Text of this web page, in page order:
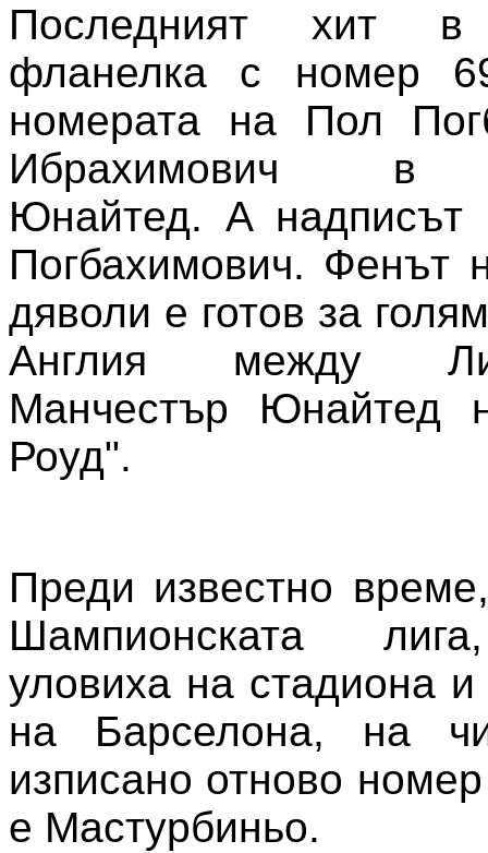
Последният хит
фланелка с номер
номерата на Пол
Ибрахимович в
Юнайтед. А надписът
Погбахимович. Фенът
дяволи е готов за
Англия между
Манчестър Юнайтед
Роуд".
Преди известно
Шампионската
уловиха на стадиона
на Барселона, на
изписано отново
е Мастурбиньо.